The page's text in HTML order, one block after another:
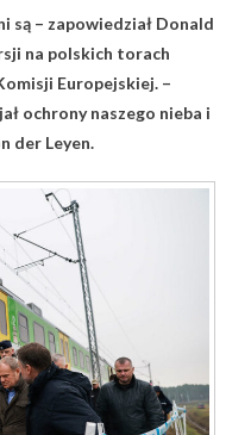
są – zapowiedział Donald
na polskich torach
Europejskiej. –
ochrony naszego nieba i
der Leyen.